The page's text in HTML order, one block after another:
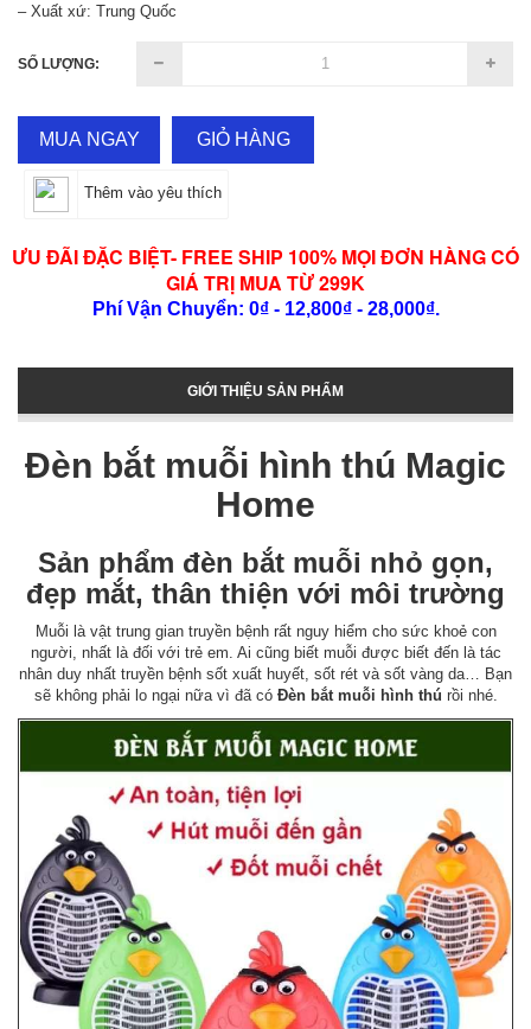
– Xuất xứ: Trung Quốc
SỐ LƯỢNG:
MUA NGAY GIỎ HÀNG
Thêm vào yêu thích
ƯU ĐÃI ĐẶC BIỆT- FREE SHIP 100% MỌI ĐƠN HÀNG CÓ
GIÁ TRỊ MUA TỪ 299K
Phí Vận Chuyển: 0₫ - 12,800₫ - 28,000₫.
GIỚI THIỆU SẢN PHẨM
Đèn bắt muỗi hình thú Magic
Home
Sản phẩm đèn bắt muỗi nhỏ gọn,
đẹp mắt, thân thiện với môi trường
Muỗi là vật trung gian truyền bệnh rất nguy hiểm cho sức khoẻ con
người, nhất là đối với trẻ em. Ai cũng biết muỗi được biết đến là tác
nhân duy nhất truyền bệnh sốt xuất huyết, sốt rét và sốt vàng da… Bạn
sẽ không phải lo ngại nữa vì đã có Đèn bắt muỗi hình thú rồi nhé.